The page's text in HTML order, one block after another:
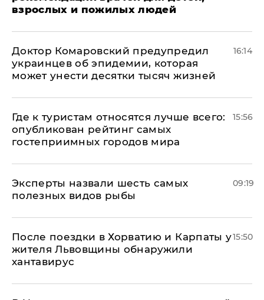
взрослых и пожилых людей
Доктор Комаровский предупредил
украинцев об эпидемии, которая
может унести десятки тысяч жизней
16:14
Где к туристам относятся лучше всего:
опубликован рейтинг самых
гостеприимных городов мира
15:56
Эксперты назвали шесть самых
полезных видов рыбы
09:19
После поездки в Хорватию и Карпаты у
жителя Львовщины обнаружили
хантавирус
15:50